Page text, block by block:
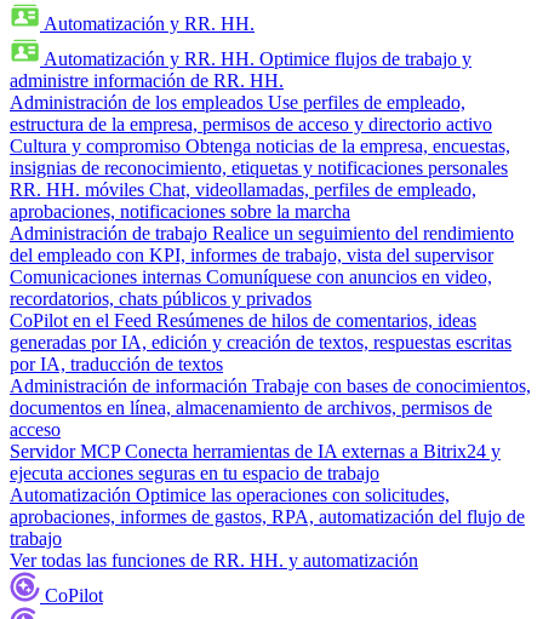
Automatización y RR. HH.
Automatización y RR. HH. Optimice flujos de trabajo y
administre información de RR. HH.
Administración de los empleados Use perfiles de empleado,
estructura de la empresa, permisos de acceso y directorio activo
Cultura y compromiso Obtenga noticias de la empresa, encuestas,
insignias de reconocimiento, etiquetas y notificaciones personales
RR. HH. móviles Chat, videollamadas, perfiles de empleado,
aprobaciones, notificaciones sobre la marcha
Administración de trabajo Realice un seguimiento del rendimiento
del empleado con KPI, informes de trabajo, vista del supervisor
Comunicaciones internas Comuníquese con anuncios en video,
recordatorios, chats públicos y privados
CoPilot en el Feed Resúmenes de hilos de comentarios, ideas
generadas por IA, edición y creación de textos, respuestas escritas
por IA, traducción de textos
Administración de información Trabaje con bases de conocimientos,
documentos en línea, almacenamiento de archivos, permisos de
acceso
Servidor MCP Conecta herramientas de IA externas a Bitrix24 y
ejecuta acciones seguras en tu espacio de trabajo
Automatización Optimice las operaciones con solicitudes,
aprobaciones, informes de gastos, RPA, automatización del flujo de
trabajo
Ver todas las funciones de RR. HH. y automatización
CoPilot